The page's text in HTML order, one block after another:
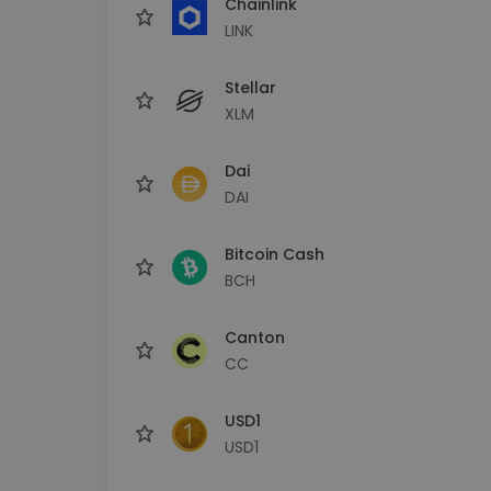
LINK
Stellar
XLM
Dai
DAI
Bitcoin Cash
BCH
Canton
CC
USD1
USD1